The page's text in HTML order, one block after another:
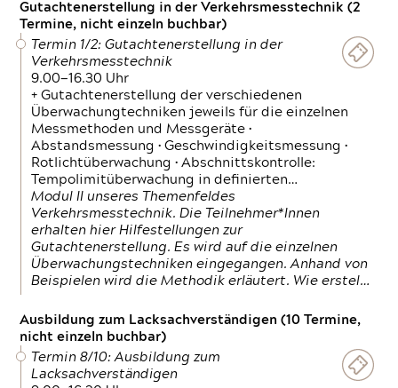
Gutachtenerstellung in der Verkehrsmesstechnik (2
Termine, nicht einzeln buchbar)
Termin 1/2: Gutachtenerstellung in der
Verkehrsmesstechnik
9.00—16.30 Uhr
+ Gutachtenerstellung der verschiedenen
Überwachungtechniken jeweils für die einzelnen
Messmethoden und Messgeräte •
Abstandsmessung • Geschwindigkeitsmessung •
Rotlichtüberwachung • Abschnittskontrolle:
Tempolimitüberwachung in definierten…
Modul II unseres Themenfeldes
Verkehrsmesstechnik. Die Teilnehmer*Innen
erhalten hier Hilfestellungen zur
Gutachtenerstellung. Es wird auf die einzelnen
Überwachungstechniken eingegangen. Anhand von
Beispielen wird die Methodik erläutert. Wie erstel…
Ausbildung zum Lacksachverständigen (10 Termine,
nicht einzeln buchbar)
Termin 8/10: Ausbildung zum
Lacksachverständigen